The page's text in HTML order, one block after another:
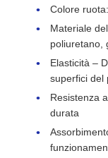
Colore
Materiale
poliuretano,
Elasticità –
superfici del
Resistenza
durata